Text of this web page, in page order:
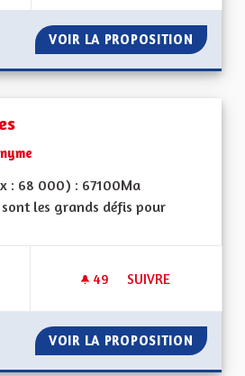
VOIR LA PROPOSITION
: 68 000) : 67100Ma
les grands défis pour
49 49 ABONNÉS
SUIVRE
VOIR LA PROPOSITION